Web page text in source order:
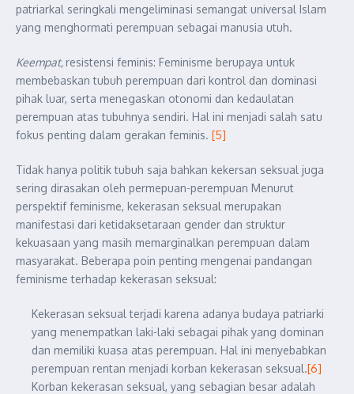
patriarkal seringkali mengeliminasi semangat universal Islam
yang menghormati perempuan sebagai manusia utuh.
Keempat,resistensi feminis: Feminisme berupaya untuk
membebaskan tubuh perempuan dari kontrol dan dominasi
pihak luar, serta menegaskan otonomi dan kedaulatan
perempuan atas tubuhnya sendiri. Hal ini menjadi salah satu
fokus penting dalam gerakan feminis. [5]
Tidak hanya politik tubuh saja bahkan kekersan seksual juga
sering dirasakan oleh permepuan-perempuan Menurut
perspektif feminisme, kekerasan seksual merupakan
manifestasi dari ketidaksetaraan gender dan struktur
kekuasaan yang masih memarginalkan perempuan dalam
masyarakat. Beberapa poin penting mengenai pandangan
feminisme terhadap kekerasan seksual:
Kekerasan seksual terjadi karena adanya budaya patriarki
yang menempatkan laki-laki sebagai pihak yang dominan
dan memiliki kuasa atas perempuan. Hal ini menyebabkan
perempuan rentan menjadi korban kekerasan seksual.[6]
Korban kekerasan seksual, yang sebagian besar adalah